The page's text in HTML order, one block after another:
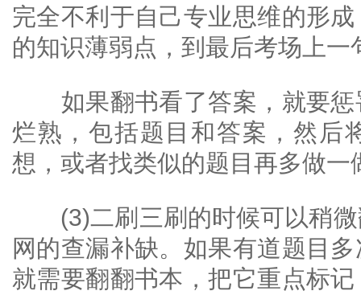
完全不利于自己专业思维的形
的知识薄弱点，到最后考场上一
如果翻书看了答案，就要惩
烂熟，包括题目和答案，然后
想，或者找类似的题目再多做一
(3)二刷三刷的时候可以稍微
网的查漏补缺。如果有道题目
就需要翻翻书本，把它重点标